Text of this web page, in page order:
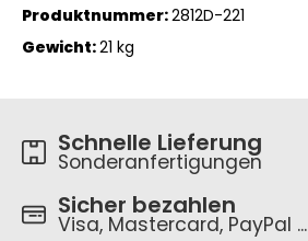
Produktnummer:2812D-221
Gewicht:21 kg
Schnelle Lieferung
Sonderanfertigungen
Sicher bezahlen
Visa, Mastercard, PayPal ...